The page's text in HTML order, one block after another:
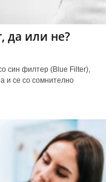
да или не?
син филтер (Blue Filter),
и се со сомнително